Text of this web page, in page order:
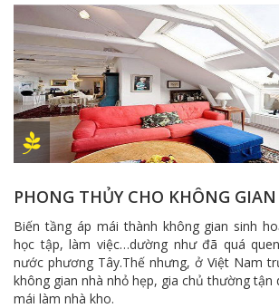
PHONG THỦY CHO KHÔNG
Biến tầng áp mái thành không gian sinh
học tập, làm việc…dường như đã quá
nước phương Tây.Thế nhưng, ở Việt Nam
không gian nhà nhỏ hẹp, gia chủ thường tận
mái làm nhà kho.